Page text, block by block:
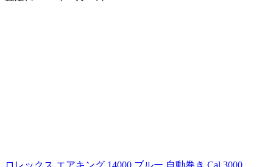
ロレックス エアキング 14000 ブルー 自動巻き Cal.3000